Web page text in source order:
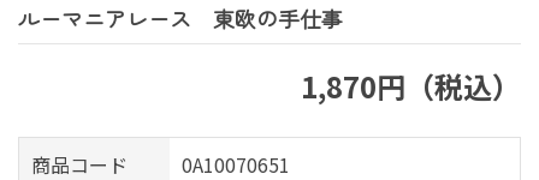
ルーマニアレース 東欧の手仕事
1,870円（税込）
商品コード
0A10070651